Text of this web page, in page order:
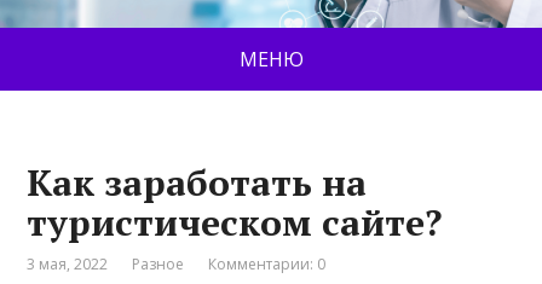
МЕНЮ
Как заработать на
туристическом сайте?
3 мая, 2022 Разное Комментарии: 0